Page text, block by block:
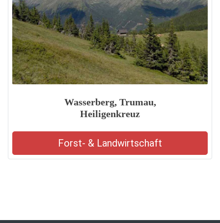
Wasserberg, Trumau,
Heiligenkreuz
Forst- & Landwirtschaft